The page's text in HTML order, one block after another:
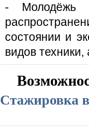
- Молодёжь
состоянии и
видов техники,
Стажировка